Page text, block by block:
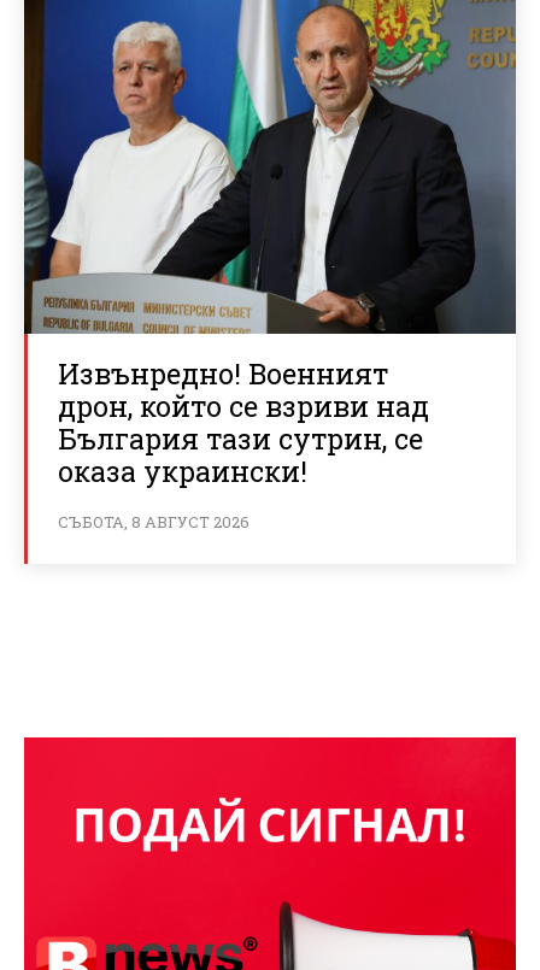
Извънредно! Военният
дрон, който се взриви над
България тази сутрин, се
оказа украински!
СЪБОТА, 8 АВГУСТ 2026